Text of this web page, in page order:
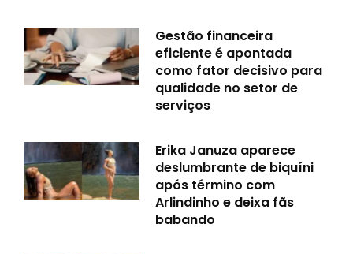
Gestão financeira
eficiente é apontada
como fator decisivo para
qualidade no setor de
serviços
Erika Januza aparece
deslumbrante de biquíni
após término com
Arlindinho e deixa fãs
babando